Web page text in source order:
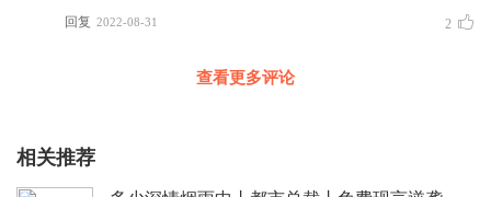
回复 2022-08-31 2
查看更多评论
相关推荐